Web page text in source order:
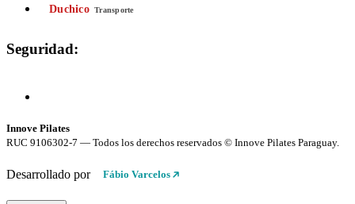
Duchico Transporte
Seguridad:
Innove Pilates
RUC 9106302-7 — Todos los derechos reservados © Innove Pilates Paraguay.
Desarrollado por Fábio Varcelos